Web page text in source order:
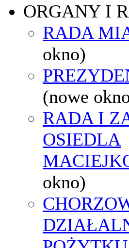
ORGANY I
RADA
okno)
(nowe
RADA I
OSIEDLA
okno)